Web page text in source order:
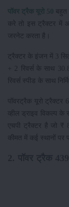
पॉवर ट्रैक यूरो 50
करे तो इस ट्रैक्टर में
जरनेट करता है।
ट्रैक्टर के इंजन में 3
+ 2 रिवर्स के साथ
रिवर्स स्पीड के साथ
पॉवरट्रैक यूरो
व्हील ड्राइव विकल्प
एचपी ट्रैक्टर है जो
कीमत में कई स्थानों पर